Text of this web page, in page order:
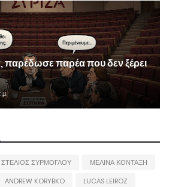
παρέα που δεν ξέρει
ΣΤΕΛΙΟΣ ΣΥΡΜΟΓΛΟΥ
ΜΕΛΙΝΑ ΚΟΝΤΑΞΗ
ANDREW KORYBKO
LUCAS LEIROZ